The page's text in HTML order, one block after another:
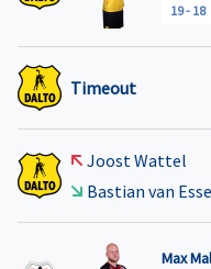
19- 18
Timeout
Joost Wattel
Bastian van
Max